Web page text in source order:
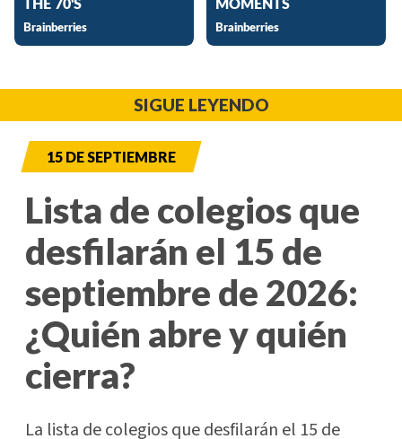
SIGUE LEYENDO
15 DE SEPTIEMBRE
Lista de colegios que
desfilarán el 15 de
septiembre de 2026:
¿Quién abre y quién
cierra?
La lista de colegios que desfilarán el 15 de